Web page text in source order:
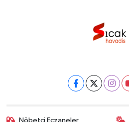
Nöbetçi Eczaneler